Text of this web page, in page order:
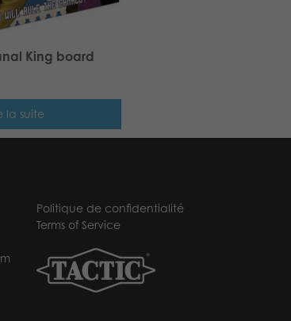
King board
la suite
Politique de confidentialité
Terms of Service